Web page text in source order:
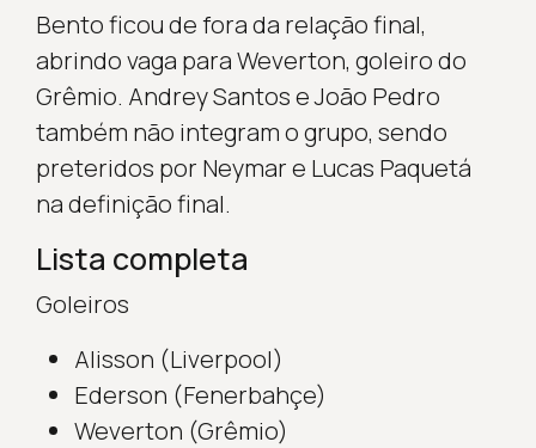
Bento ficou de fora da relação final,
abrindo vaga para Weverton, goleiro do
Grêmio. Andrey Santos e João Pedro
também não integram o grupo, sendo
preteridos por Neymar e Lucas Paquetá
na definição final.
Lista completa
Goleiros
Alisson (Liverpool)
Ederson (Fenerbahçe)
Weverton (Grêmio)